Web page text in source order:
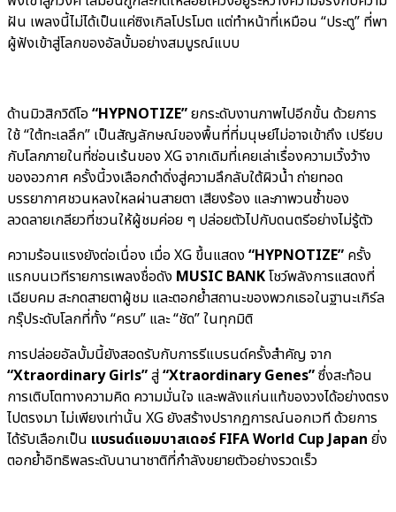
ฝัน เพลงนี้ไม่ได้เป็นแค่ซิงเกิลโปรโมต แต่ทำหน้าที่เหมือน “ประตู” ที่พา
ผู้ฟังเข้าสู่โลกของอัลบั้มอย่างสมบูรณ์แบบ
ด้านมิวสิกวิดีโอ “HYPNOTIZE”ยกระดับงานภาพไปอีกขั้น ด้วยการ
ใช้ “ใต้ทะเลลึก” เป็นสัญลักษณ์ของพื้นที่ที่มนุษย์ไม่อาจเข้าถึง เปรียบ
กับโลกภายในที่ซ่อนเร้นของ XG จากเดิมที่เคยเล่าเรื่องความเวิ้งว้าง
ของอวกาศ ครั้งนี้วงเลือกดำดิ่งสู่ความลึกลับใต้ผิวน้ำ ถ่ายทอด
บรรยากาศชวนหลงใหลผ่านสายตา เสียงร้อง และภาพวนซ้ำของ
ลวดลายเกลียวที่ชวนให้ผู้ชมค่อย ๆ ปล่อยตัวไปกับดนตรีอย่างไม่รู้ตัว
ความร้อนแรงยังต่อเนื่อง เมื่อ XG ขึ้นแสดง“HYPNOTIZE” ครั้ง
แรกบนเวทีรายการเพลงชื่อดัง MUSIC BANKโชว์พลังการแสดงที่
เฉียบคม สะกดสายตาผู้ชม และตอกย้ำสถานะของพวกเธอในฐานะเกิร์ล
กรุ๊ประดับโลกที่ทั้ง “ครบ” และ “ชัด” ในทุกมิติ
การปล่อยอัลบั้มนี้ยังสอดรับกับการรีแบรนด์ครั้งสำคัญ จาก
“Xtraordinary Girls”สู่“Xtraordinary Genes”ซึ่งสะท้อน
การเติบโตทางความคิด ความมั่นใจ และพลังแก่นแท้ของวงได้อย่างตรง
ไปตรงมา ไม่เพียงเท่านั้น XG ยังสร้างปรากฏการณ์นอกเวที ด้วยการ
ได้รับเลือกเป็น แบรนด์แอมบาสเดอร์ FIFA World Cup Japan ยิ่ง
ตอกย้ำอิทธิพลระดับนานาชาติที่กำลังขยายตัวอย่างรวดเร็ว